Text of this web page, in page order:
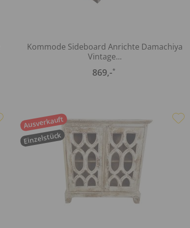
Kommode Sideboard Anrichte Damachiya
Vintage...
869,-*
Ausverkauft
Einzelstück